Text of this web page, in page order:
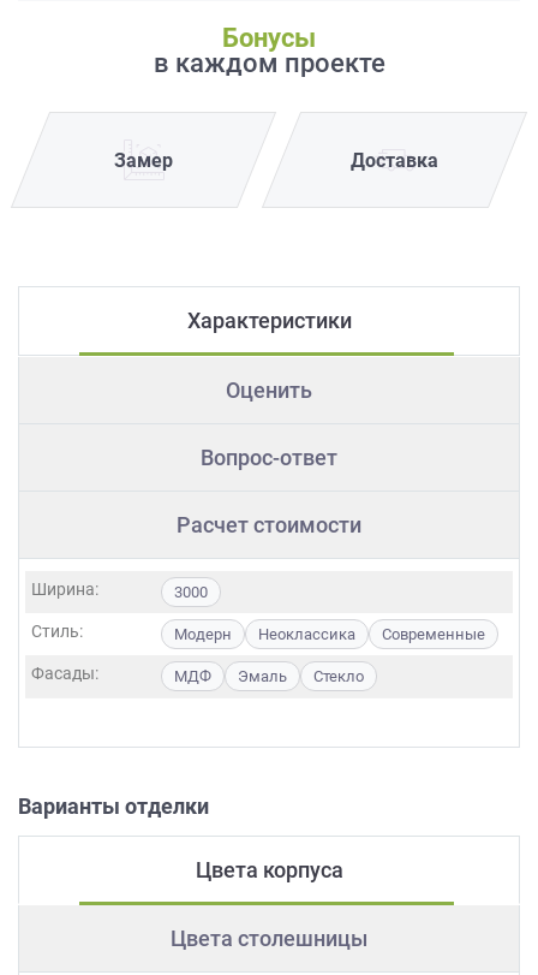
Бонусы
в каждом проекте
Замер Доставка
Характеристики
Оценить
Вопрос-ответ
Расчет стоимости
Ширина: 3000
Стиль: Модерн Неоклассика Современные
Фасады: МДФ Эмаль Стекло
Варианты отделки
Цвета корпуса
Цвета столешницы